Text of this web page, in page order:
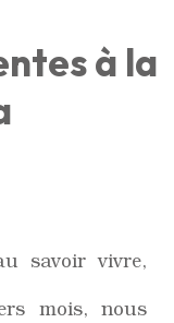
à la
savoir vivre,
mois, nous